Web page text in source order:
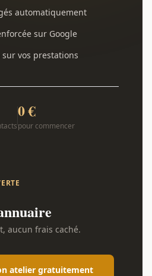
automatiquement
sur Google
vos prestations
0 €
pour commencer
aucun frais caché.
atelier gratuitement